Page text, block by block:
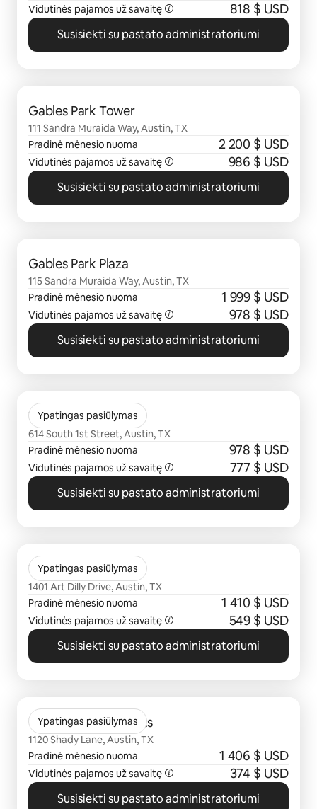
Vidutinės pajamos už savaitę 818 $ USD
Susisiekti su pastato administratoriumi
Gables Park Tower
111 Sandra Muraida Way, Austin, TX
Pradinė mėnesio nuoma
2 200 $ USD
Vidutinės pajamos už savaitę 986 $ USD
Susisiekti su pastato administratoriumi
Gables Park Plaza
115 Sandra Muraida Way, Austin, TX
Pradinė mėnesio nuoma
1 999 $ USD
Vidutinės pajamos už savaitę 978 $ USD
Susisiekti su pastato administratoriumi
Ypatingas pasiūlymas
Timbercreek
614 South 1st Street, Austin, TX
Pradinė mėnesio nuoma
978 $ USD
Vidutinės pajamos už savaitę 777 $ USD
Susisiekti su pastato administratoriumi
Ypatingas pasiūlymas
The Weaver
1401 Art Dilly Drive, Austin, TX
Pradinė mėnesio nuoma
1 410 $ USD
Vidutinės pajamos už savaitę 549 $ USD
Susisiekti su pastato administratoriumi
Ypatingas pasiūlymas
Trailhead Apartments
1120 Shady Lane, Austin, TX
Pradinė mėnesio nuoma
1 406 $ USD
Vidutinės pajamos už savaitę 374 $ USD
Susisiekti su pastato administratoriumi